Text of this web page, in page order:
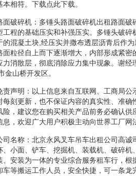
相符。下载点此下载。
面破碎机：多锤头路面破碎机出租路面
工程的基础压实和补强压实。多锤头破
的混凝土块,经压实并撒布透层沥青后作
面粒径自上而下逐渐增大，内部形成紧
消散层，彻底消除应力集中现象。谢
金山桥开发区。
责声明：以上信息来自互联网、工商局
每刻更新，也不保证内容的真实性、准
险，建议您在购买相关产品前务必确认
，欢迎广大用户积极主动向世界工厂网
司名称：北京永风叉车吊车出租公司高
、小面、铲车、挖掘机、装载机、破碎
、安装为一体的专业综合服务租车行，
车等搬运工作人员，安全快捷，可一条